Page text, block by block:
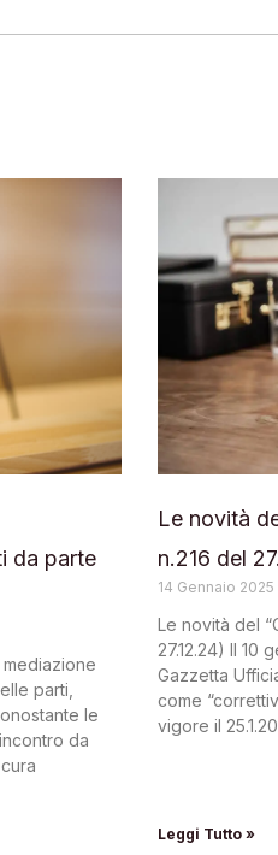
da parte
parti,
le
da
Le novità
n.216 del
14 Gennaio 2025
Le novità del
27.12.24) Il 10
Gazzetta
come
vigore il
Leggi Tutto »